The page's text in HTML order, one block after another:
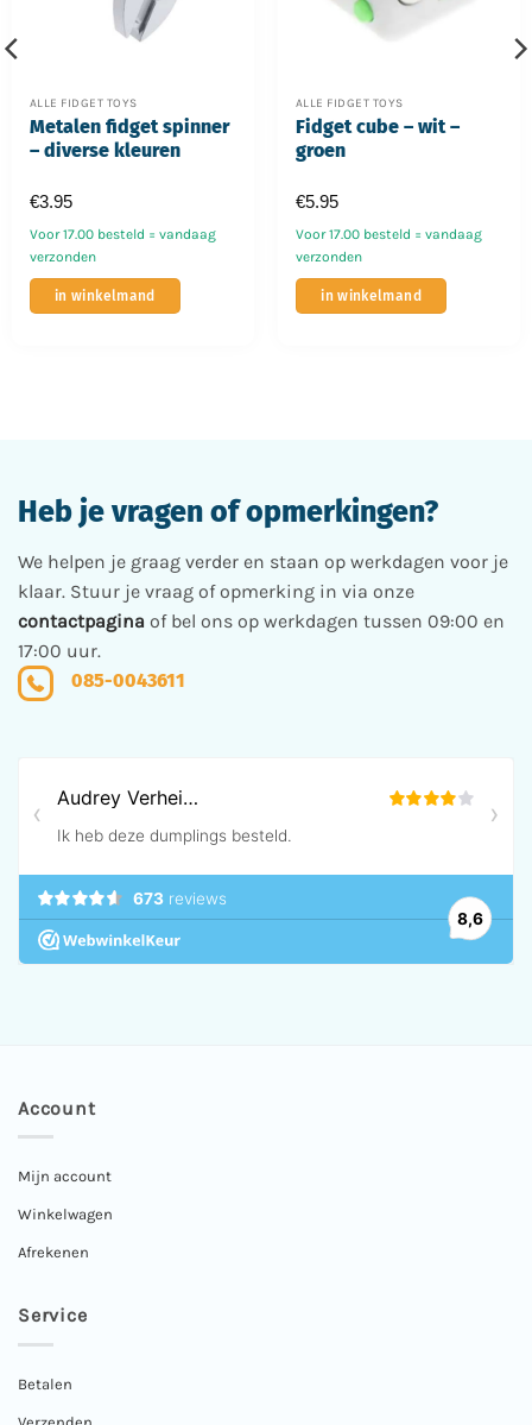
ALLE FIDGET TOYS
Metalen fidget spinner
– diverse kleuren
Voor 17.00 besteld = vandaag
verzonden
€3.95
in winkelmand
Dit
product
worden
de
productpagina
ALLE FIDGET TOYS
Fidget cube – wit –
groen
Voor 17.00 besteld = vandaag
verzonden
€5.95
in winkelmand
Heb je vragen of opmerkingen?
We helpen je graag verder en staan op werkdagen voor je
klaar. Stuur je vraag of opmerking in via onze
contactpagina of bel ons op werkdagen tussen 09:00 en
17:00 uur.
085-0043611
Account
Mijn account
Winkelwagen
Afrekenen
Service
Betalen